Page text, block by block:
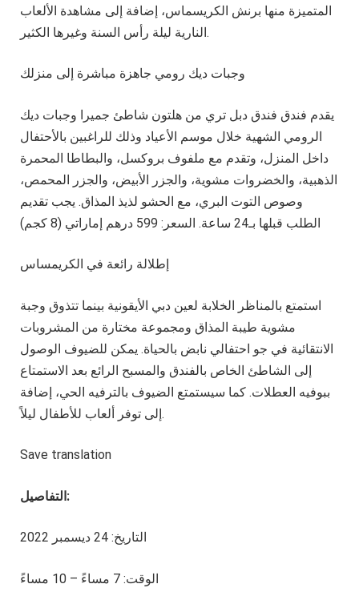
المتميزة منها برنش الكريسماس، إضافة إلى مشاهدة الألعاب
النارية ليلة رأس السنة وغيرها الكثير.
وجبات ديك رومي جاهزة مباشرة إلى منزلك
يقدم فندق فندق دبل تري من هلتون شاطئ جميرا وجبات ديك
الرومي الشهية خلال موسم الأعياد وذلك للراغبين بالأحتفال
داخل المنزل، وتقدم مع ملفوف بروكسل، والبطاطا المحمرة
الذهبية، والخضروات مشوية، والجزر الأبيض، والجزر المحمص،
وصوص التوت البري، مع الحشو لذيذ المذاق. يجب تقديم
الطلب قبلها بـ24 ساعة. السعر: 599 درهم إماراتي (8 كجم)
إطلالة رائعة في الكريمساس
استمتع بالمناظر الخلابة لعين دبي الأيقونية بينما تتذوق وجبة
مشوية طيبة المذاق ومجموعة مختارة من المشروبات
الانتقائية في جو احتفالي نابض بالحياة. يمكن للضيوف الوصول
إلى الشاطئ الخاص بالفندق والمسبح الرائع بعد الاستمتاع
ببوفيه العطلات. كما سيستمتع الضيوف بالترفيه الحي، إضافة
إلى توفر ألعاب للأطفال ليلاً.
Save translation
التفاصيل:
التاريخ: 24 ديسمبر 2022
الوقت: 7 مساءً – 10 مساءً